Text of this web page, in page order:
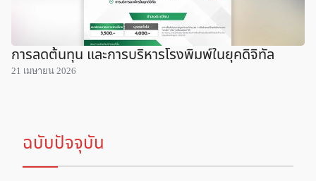
การลดต้นทุน และการบริหารโรงพิมพ์ในยุคดิจิทัล
21 เมษายน 2026
ฉบับปัจจุบัน